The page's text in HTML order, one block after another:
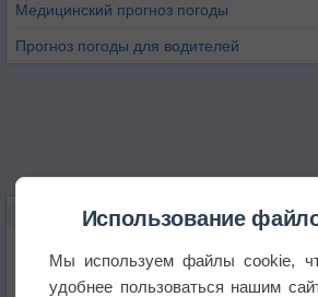
Медицинский прогноз погоды
Прогноз погоды для водителей
НОВОЕ О ПОГОДЕ
Использование
Мы используем файлы cookie,
удобнее пользоваться нашим